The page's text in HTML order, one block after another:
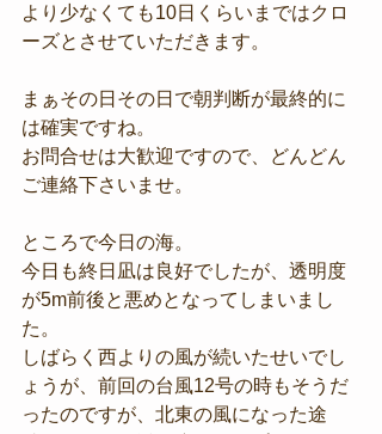
より少なくても10日くらいまではクロ
ーズとさせていただきます。
まぁその日その日で朝判断が最終的に
は確実ですね。
お問合せは大歓迎ですので、どんどん
ご連絡下さいませ。
ところで今日の海。
今日も終日凪は良好でしたが、透明度
が5m前後と悪めとなってしまいまし
た。
しばらく西よりの風が続いたせいでし
ょうが、前回の台風12号の時もそうだ
ったのですが、北東の風になった途